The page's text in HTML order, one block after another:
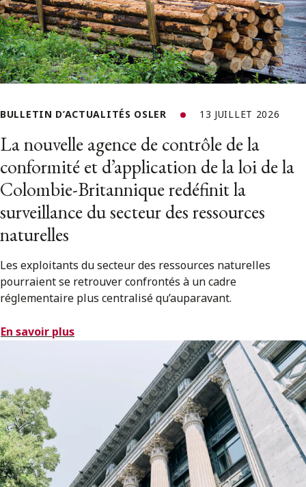
BULLETIN D’ACTUALITÉS OSLER 13 JUILLET 2026
La nouvelle agence de contrôle de la
conformité et d’application de la loi de la
Colombie-Britannique redéfinit la
surveillance du secteur des ressources
naturelles
Les exploitants du secteur des ressources naturelles
pourraient se retrouver confrontés à un cadre
réglementaire plus centralisé qu’auparavant.
En savoir plus